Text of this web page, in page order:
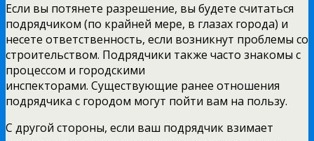
Если вы потянете разрешение, вы будете считаться
подрядчиком (по крайней мере, в глазах города) и
несете ответственность, если возникнут проблемы со
строительством. Подрядчики также часто знакомы с
процессом и городскими
инспекторами. Существующие ранее отношения
подрядчика с городом могут пойти вам на пользу.
С другой стороны, если ваш подрядчик взимает